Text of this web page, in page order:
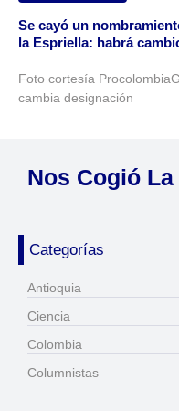
Se cayó un
la Espriella: habrá
Foto cortesía
cambia designación
Nos Cogió La
Categorías
Antioquia
Ciencia
Colombia
Columnistas